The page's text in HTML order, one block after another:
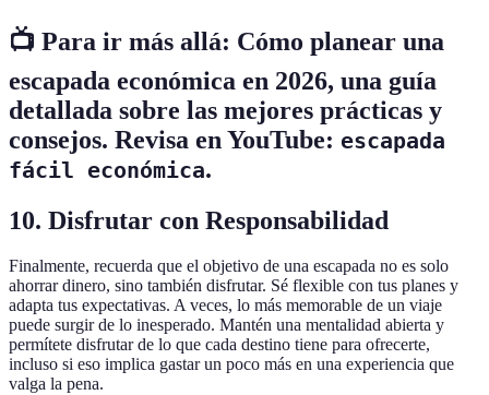
📺 Para ir más allá: Cómo planear una
escapada económica en 2026, una guía
detallada sobre las mejores prácticas y
consejos. Revisa en YouTube: escapada
fácil económica.
10. Disfrutar con Responsabilidad
Finalmente, recuerda que el objetivo de una escapada no es solo
ahorrar dinero, sino también disfrutar. Sé flexible con tus planes y
adapta tus expectativas. A veces, lo más memorable de un viaje
puede surgir de lo inesperado. Mantén una mentalidad abierta y
permítete disfrutar de lo que cada destino tiene para ofrecerte,
incluso si eso implica gastar un poco más en una experiencia que
valga la pena.